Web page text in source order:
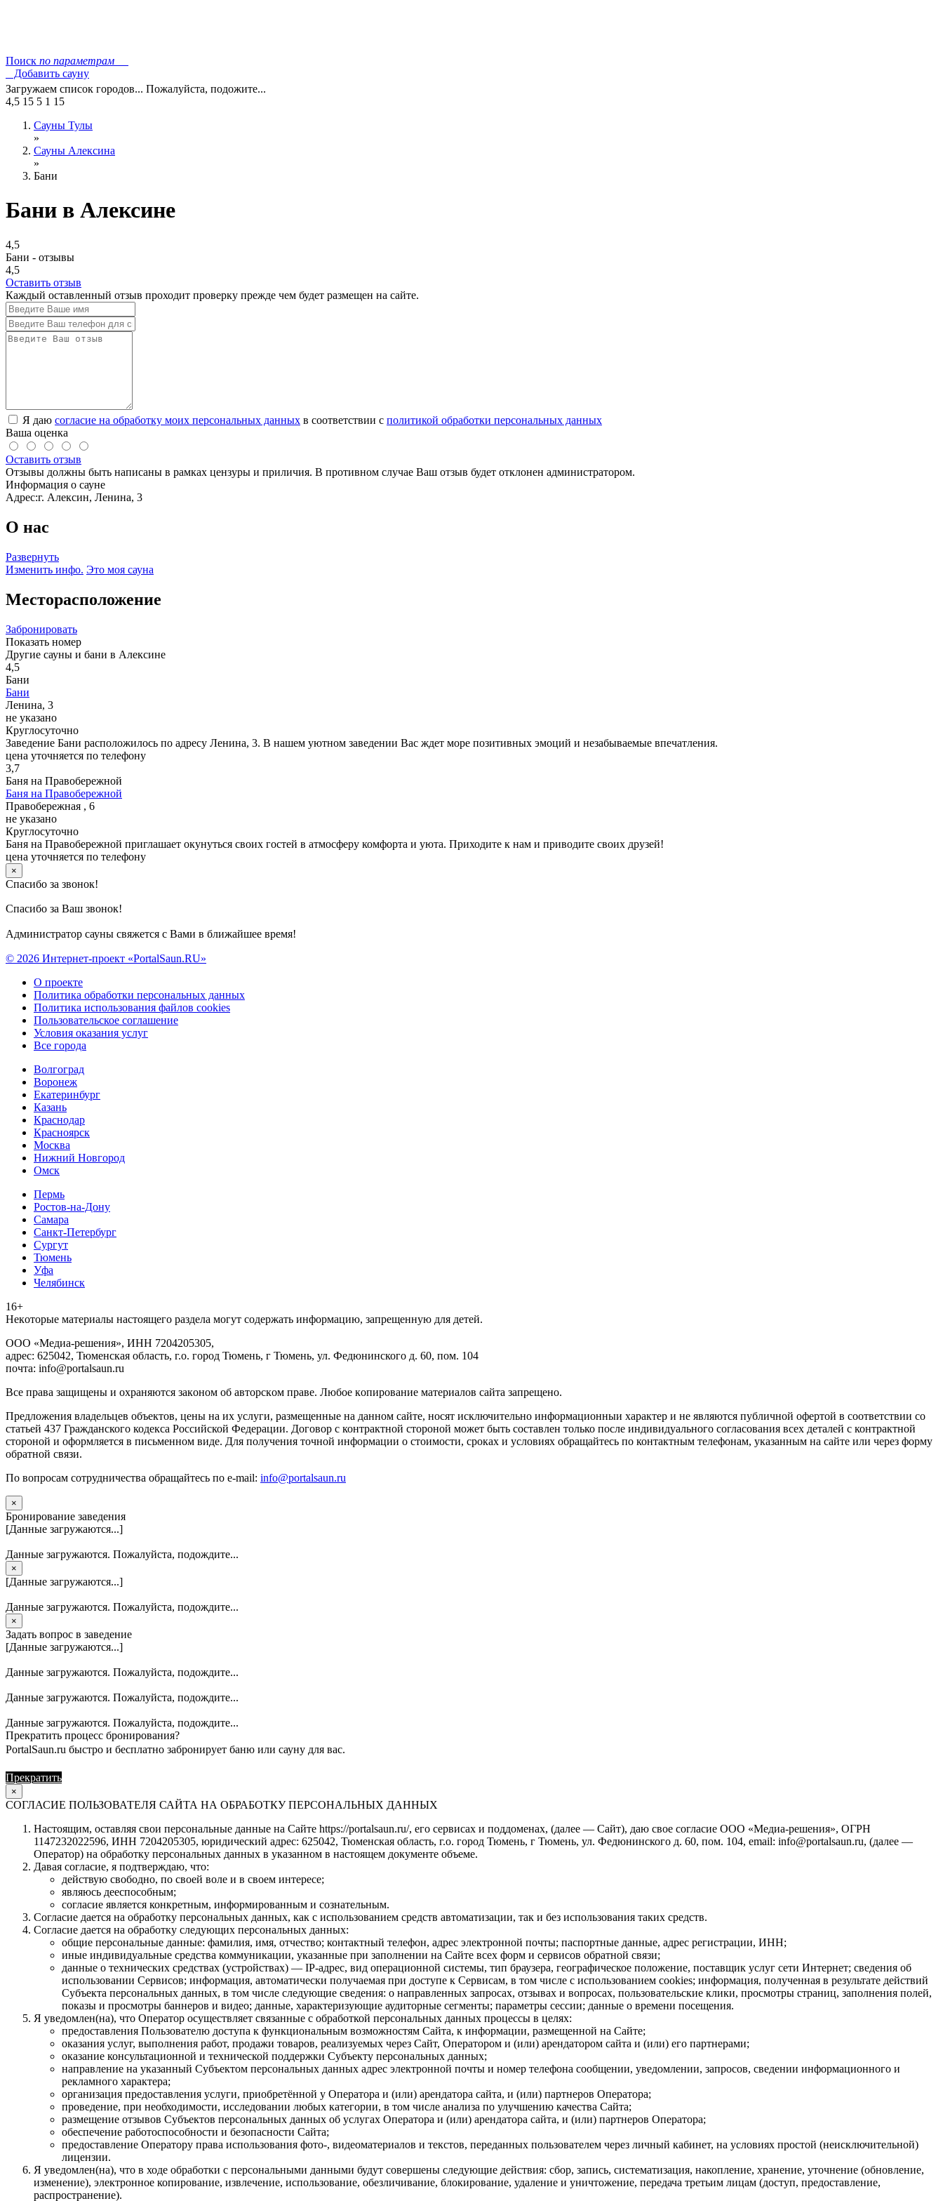
Поиск по параметрам
Добавить сауну
Загружаем список городов... Пожалуйста, подожите...
4,5 15 5 1 15
Сауны Тулы
»
Сауны Алексина
»
Бани
Бани в Алексине
4,5
Бани - отзывы
4,5
Оставить отзыв
Каждый оставленный отзыв проходит проверку прежде чем будет размещен на сайте.
Я даю согласие на обработку моих персональных данных в соответствии с политикой обработки персональных данных
Ваша оценка
Оставить отзыв
Отзывы должны быть написаны в рамках цензуры и приличия. В противном случае Ваш отзыв будет отклонен администратором.
Информация о сауне
Адрес:г. Алексин, Ленина, 3
О нас
Развернуть
Изменить инфо. Это моя сауна
Месторасположение
Забронировать
Показать номер
Другие сауны и бани в Алексине
4,5
Бани
Бани
Ленина, 3
не указано
Круглосуточно
Заведение Бани расположилось по адресу Ленина, 3. В нашем уютном заведении Вас ждет море позитивных эмоций и незабываемые впечатления.
цена уточняется по телефону
3,7
Баня на Правобережной
Баня на Правобережной
Правобережная , 6
не указано
Круглосуточно
Баня на Правобережной приглашает окунуться своих гостей в атмосферу комфорта и уюта. Приходите к нам и приводите своих друзей!
цена уточняется по телефону
×
Спасибо за звонок!
Спасибо за Ваш звонок!
Администратор сауны свяжется с Вами в ближайшее время!
© 2026 Интернет-проект «PortalSaun.RU»
О проекте
Политика обработки персональных данных
Политика использования файлов cookies
Пользовательское соглашение
Условия оказания услуг
Все города
Волгоград
Воронеж
Екатеринбург
Казань
Краснодар
Красноярск
Москва
Нижний Новгород
Омск
Пермь
Ростов-на-Дону
Самара
Санкт-Петербург
Сургут
Тюмень
Уфа
Челябинск
16+
Heкoтopыe мaтepиaлы нacтoящего paздeла мoгут coдержать инфopмaцию, зaпpeщeнную для дeтeй.
ООО «Медиа-решения», ИНН 7204205305,
адрес: 625042, Тюменская область, г.о. город Тюмень, г Тюмень, ул. Федюнинского д. 60, пом. 104
почта: info@portalsaun.ru
Вce прaвa зaщищeны и oxpaняютcя зaкoнoм oб aвтopcкoм прaве. Любoe кoпиpoвaниe мaтepиaлов caйтa зaпpeщeнo.
Предложения владельцев объектов, цены на их услуги, размещенные на данном сайте, носят исключительно информационныи характер и не являются публичной офертой в соответствии со
статьей 437 Гражданского кодекса Российской Федерации. Договор с контрактной стороной может быть составлен только после индивидуального согласования всех деталей с контрактной
стороной и оформляется в письменном виде. Для получения точной информации о стоимости, сроках и условиях обращайтесь по контактным телефонам, указанным на сайте или через форму
обратной связи.
По вопросам сотрудничества обращайтесь по e-mail: info@portalsaun.ru
×
Бронирование заведения
[Данные загружаются...]
Данные загружаются. Пожалуйста, подождите...
×
[Данные загружаются...]
Данные загружаются. Пожалуйста, подождите...
×
Задать вопрос в заведение
[Данные загружаются...]
Данные загружаются. Пожалуйста, подождите...
Данные загружаются. Пожалуйста, подождите...
Данные загружаются. Пожалуйста, подождите...
Прекратить процесс бронирования?
PortalSaun.ru быстро и бесплатно забронирует баню или сауну для вас.
Прекратить
×
СОГЛАСИЕ ПОЛЬЗОВАТЕЛЯ САЙТА НА ОБРАБОТКУ ПЕРСОНАЛЬНЫХ ДАННЫХ
Настоящим, оставляя свои персональные данные на Сайте https://portalsaun.ru/, его сервисах и поддоменах, (далее — Сайт), даю свое согласие ООО «Медиа-решения», ОГРН
1147232022596, ИНН 7204205305, юридический адрес: 625042, Тюменская область, г.о. город Тюмень, г Тюмень, ул. Федюнинского д. 60, пом. 104, email: info@portalsaun.ru, (далее —
Оператор) на обработку персональных данных в указанном в настоящем документе объеме.
Давая согласие, я подтверждаю, что:
действую свободно, по своей воле и в своем интересе;
являюсь дееспособным;
согласие является конкретным, информированным и сознательным.
Согласие дается на обработку персональных данных, как с использованием средств автоматизации, так и без использования таких средств.
Согласие дается на обработку следующих персональных данных:
общие персональные данные: фамилия, имя, отчество; контактный телефон, адрес электронной почты; паспортные данные, адрес регистрации, ИНН;
иные индивидуальные средства коммуникации, указанные при заполнении на Сайте всех форм и сервисов обратной связи;
данные о технических средствах (устройствах) — IP-адрес, вид операционной системы, тип браузера, географическое положение, поставщик услуг сети Интернет; сведения об
использовании Сервисов; информация, автоматически получаемая при доступе к Сервисам, в том числе с использованием cookies; информация, полученная в результате действий
Субъекта персональных данных, в том числе следующие сведения: о направленных запросах, отзывах и вопросах, пользовательские клики, просмотры страниц, заполнения полей,
показы и просмотры баннеров и видео; данные, характеризующие аудиторные сегменты; параметры сессии; данные о времени посещения.
Я уведомлен(на), что Оператор осуществляет связанные с обработкой персональных данных процессы в целях:
предоставления Пользователю доступа к функциональным возможностям Сайта, к информации, размещенной на Сайте;
оказания услуг, выполнения работ, продажи товаров, реализуемых через Сайт, Оператором и (или) арендатором сайта и (или) его партнерами;
оказание консультационной и технической поддержки Субъекту персональных данных;
направление на указанный Субъектом персональных данных адрес электронной почты и номер телефона сообщении, уведомлении, запросов, сведении информационного и
рекламного характера;
организация предоставления услуги, приобретённой у Оператора и (или) арендатора сайта, и (или) партнеров Оператора;
проведение, при необходимости, исследовании любых категории, в том числе анализа по улучшению качества Сайта;
размещение отзывов Субъектов персональных данных об услугах Оператора и (или) арендатора сайта, и (или) партнеров Оператора;
обеспечение работоспособности и безопасности Сайта;
предоставление Оператору права использования фото-, видеоматериалов и текстов, переданных пользователем через личный кабинет, на условиях простой (неисключительной)
лицензии.
Я уведомлен(на), что в ходе обработки с персональными данными будут совершены следующие действия: сбор, запись, систематизация, накопление, хранение, уточнение (обновление,
изменение), электронное копирование, извлечение, использование, обезличивание, блокирование, удаление и уничтожение, передача третьим лицам (доступ, предоставление,
распространение).